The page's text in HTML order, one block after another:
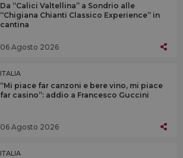
Da “Calici Valtellina” a Sondrio alle
“Chigiana Chianti Classico Experience” in
cantina
06 Agosto 2026
ITALIA
“Mi piace far canzoni e bere vino, mi piace
far casino”: addio a Francesco Guccini
06 Agosto 2026
ITALIA